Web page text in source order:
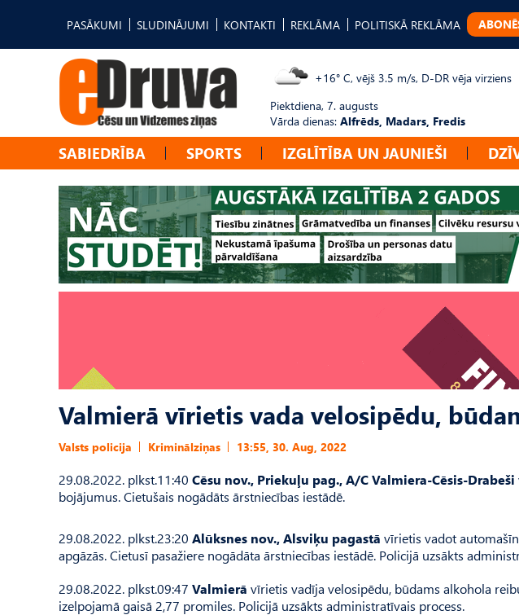
PASĀKUMI SLUDINĀJUMI KONTAKTI REKLĀMA POLITISKĀ REKLĀMA
+16° C, vējš 3.5 m/s, D-DR vēja virziens
Piektdiena, 7. augusts
Vārda dienas: Alfrēds, Madars, Fredis
SABIEDRĪBA SPORTS IZGLĪTĪBA UN JAUNIEŠI
Valmierā vīrietis vada velosipēdu,
Valsts policija Kriminālziņas 13:55, 30. Aug, 2022
29.08.2022. plkst.11:40 Cēsu nov., Priekuļu pag., A/C Valmiera-Cēsis-Drabeši
bojājumus. Cietušais nogādāts ārstniecības iestādē.
29.08.2022. plkst.23:20 Alūksnes nov., Alsviķu pagastā vīrietis vadot
apgāzās. Cietusī pasažiere nogādāta ārstniecības iestādē. Policijā uzsākts
29.08.2022. plkst.09:47 Valmierā vīrietis vadīja velosipēdu, būdams alkohola
izelpojamā gaisā 2,77 promiles. Policijā uzsākts administratīvais process.